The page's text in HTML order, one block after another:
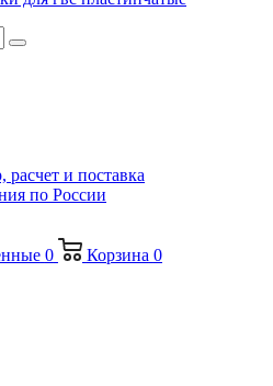
0 Корзина 0